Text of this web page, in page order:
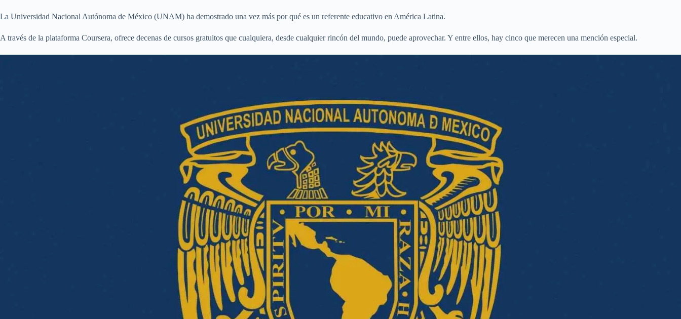
La Universidad Nacional Autónoma de México (UNAM) ha demostrado una vez más por qué es un referente educativo en América Latina.
A través de la plataforma Coursera, ofrece decenas de cursos gratuitos que cualquiera, desde cualquier rincón del mundo, puede aprovechar. Y entre ellos, hay cinco que merecen una mención especial.